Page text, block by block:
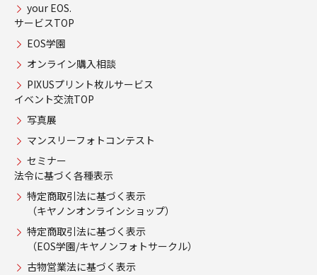
your EOS.
サービスTOP
EOS学園
オンライン購入相談
PIXUSプリント枚ルサービス
イベント交流TOP
写真展
マンスリーフォトコンテスト
セミナー
法令に基づく各種表示
特定商取引法に基づく表示
（キヤノンオンラインショップ）
特定商取引法に基づく表示
（EOS学園/キヤノンフォトサークル）
古物営業法に基づく表示